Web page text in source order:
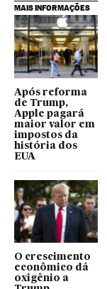
MAIS INFORMAÇÕES
Após reforma
de Trump,
Apple pagará
maior valor em
impostos da
história dos
EUA
O crescimento
econômico dá
oxigênio a